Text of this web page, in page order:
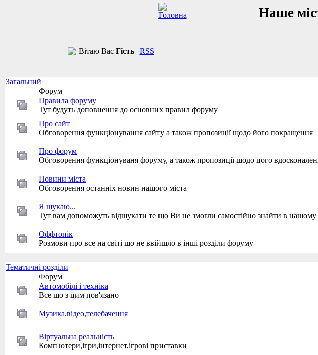
Наше
Вітаю Вас Гість| RSS
Загальний
Форум
Правила форуму
Тут будуть доповнення до основних правил форуму
Про сайт
Обговорення функціонування сайту а також пропозиції щодо його покращення
Про форум
Обговорення функціонуваня форуму, а також пропозиції щодо цого
Новини міста
Обговорення останніх новин нашого міста
Я шукаю...
Тут вам допоможуть відшукати те що Ви не змогли самостійно знайти в нашому
Оффтопік
Розмови про все на світі що не ввійшло в інші розділи форуму
Тематичні розділи
Форум
Автомобілі і техніка
Все що з цим пов'язано
Музика,відео,телебачення
Віртуальна реальність
Комп'ютери,ігри,інтернет,ігрові приставки